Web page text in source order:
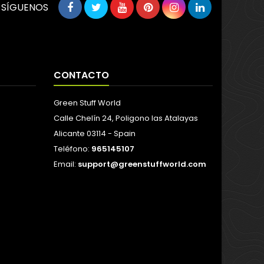
SÍGUENOS
CONTACTO
Green Stuff World
Calle Chelín 24, Poligono las Atalayas
Alicante 03114 - Spain
Teléfono: 965145107
Email: support@greenstuffworld.com